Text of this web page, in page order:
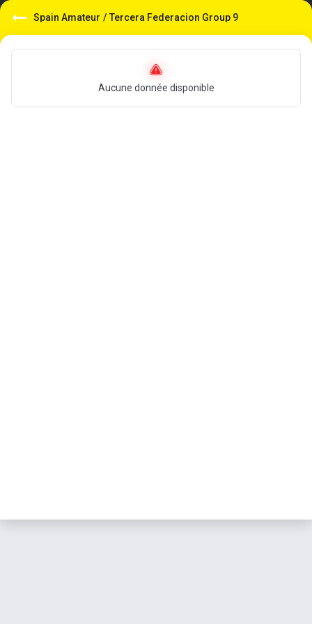
Spain Amateur / Tercera Federacion Group 9
Aucune donnée disponible